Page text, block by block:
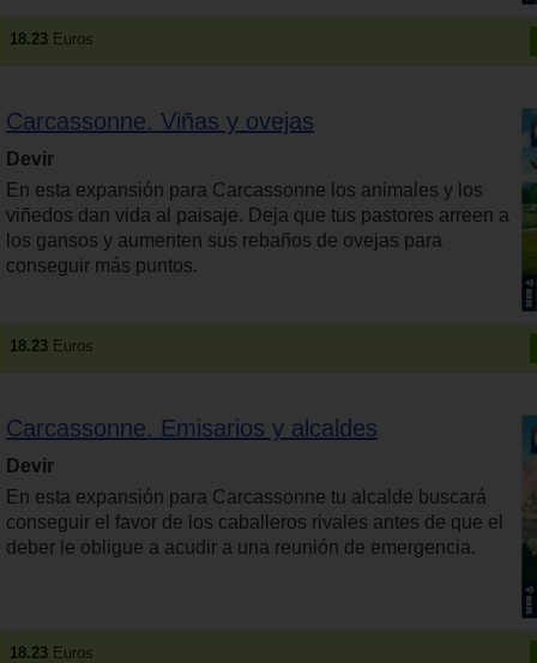
18.23 Euros
Carcassonne. Viñas y ovejas
Devir
En esta expansión para Carcassonne los animales y los
viñedos dan vida al paisaje. Deja que tus pastores arreen a
los gansos y aumenten sus rebaños de ovejas para
conseguir más puntos.
18.23 Euros
Carcassonne. Emisarios y alcaldes
Devir
En esta expansión para Carcassonne tu alcalde buscará
conseguir el favor de los caballeros rivales antes de que el
deber le obligue a acudir a una reunión de emergencia.
18.23 Euros